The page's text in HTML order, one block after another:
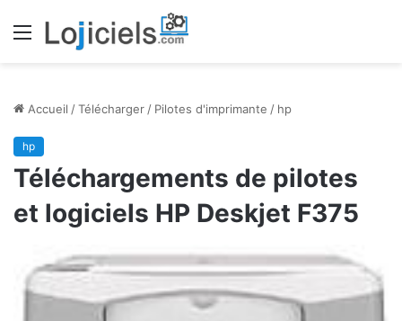
Menu
Accueil /Télécharger / Pilotes d'imprimante / hp
hp
Téléchargements de pilotes
et logiciels HP Deskjet F375